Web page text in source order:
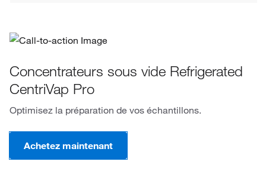
Concentrateurs sous vide Refrigerated
CentriVap Pro
Optimisez la préparation de vos échantillons.
Achetez maintenant